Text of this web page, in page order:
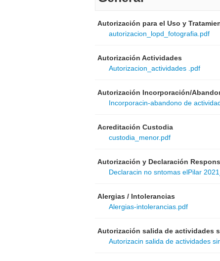
Autorización para el Uso y
autorizacion_lopd_fotografia.pdf
Autorización Actividades
Autorizacion_actividades .pdf
Autorización Incorporación/
Incorporacin-abandono de
Acreditación Custodia
custodia_menor.pdf
Autorización y Declaración
Declaracin no sntomas elPilar
Alergias / Intolerancias
Alergias-intolerancias.pdf
Autorización salida de actividades
Autorizacin salida de actividades